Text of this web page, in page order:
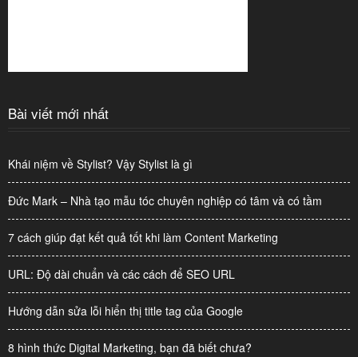
Bài viết mới nhất
Khái niệm về Stylist? Vậy Stylist là gì
Đức Mark – Nhà tạo mẫu tóc chuyên nghiệp có tâm và có tầm
7 cách giúp đạt kết quả tốt khi làm Content Marketing
URL: Độ dài chuẩn và các cách để SEO URL
Hướng dẫn sửa lỗi hiển thị title tag của Google
8 hình thức Digital Marketing, bạn đã biết chưa?